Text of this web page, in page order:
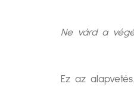
Ne várd a
Ez az